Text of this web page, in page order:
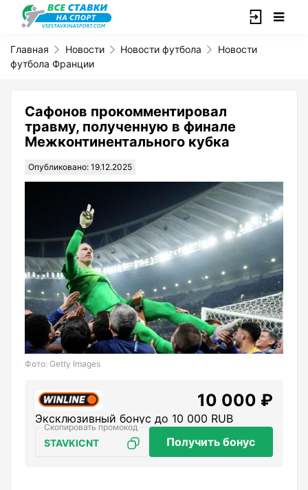
Главная Новости Новости футбола
Новости
футбола Франции
Сафонов прокомментировал
травму, полученную в финале
Межконтинентального кубка
Опубликовано: 19.12.2025
Фото: Getty Images
10 000 ₽
Эксклюзивный бонус до 10 000 RUB
STAVKICNT Получить бонус